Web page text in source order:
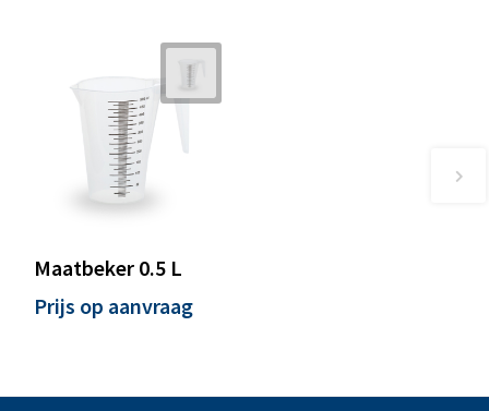
Maatbeker 0.5 L
Prijs op aanvraag